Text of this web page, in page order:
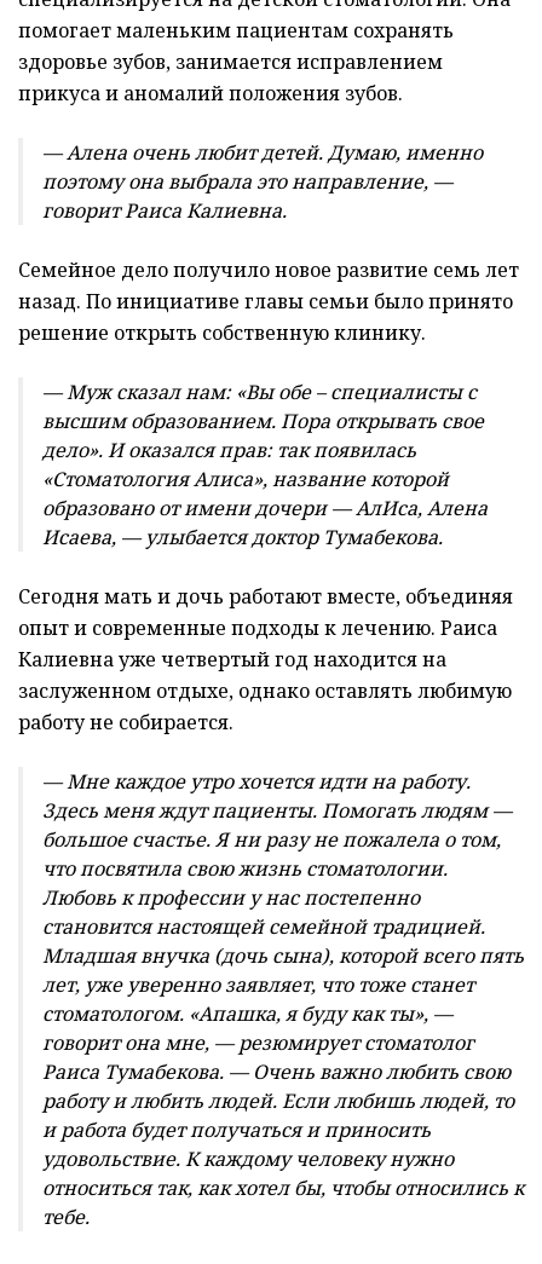
помогает маленьким пациентам сохранять
здоровье зубов, занимается исправлением
прикуса и аномалий положения зубов.
— Алена очень любит детей. Думаю, именно
поэтому она выбрала это направление, —
говорит Раиса Калиевна.
Семейное дело получило новое развитие семь лет
назад. По инициативе главы семьи было принято
решение открыть собственную клинику.
— Муж сказал нам: «Вы обе – специалисты с
высшим образованием. Пора открывать свое
дело». И оказался прав: так появилась
«Стоматология Алиса», название которой
образовано от имени дочери — АлИса, Алена
Исаева, — улыбается доктор Тумабекова.
Сегодня мать и дочь работают вместе, объединяя
опыт и современные подходы к лечению. Раиса
Калиевна уже четвертый год находится на
заслуженном отдыхе, однако оставлять любимую
работу не собирается.
— Мне каждое утро хочется идти на работу.
Здесь меня ждут пациенты. Помогать людям —
большое счастье. Я ни разу не пожалела о том,
что посвятила свою жизнь стоматологии.
Любовь к профессии у нас постепенно
становится настоящей семейной традицией.
Младшая внучка (дочь сына), которой всего пять
лет, уже уверенно заявляет, что тоже станет
стоматологом. «Апашка, я буду как ты», —
говорит она мне, — резюмирует стоматолог
Раиса Тумабекова. — Очень важно любить свою
работу и любить людей. Если любишь людей, то
и работа будет получаться и приносить
удовольствие. К каждому человеку нужно
относиться так, как хотел бы, чтобы относились к
тебе.